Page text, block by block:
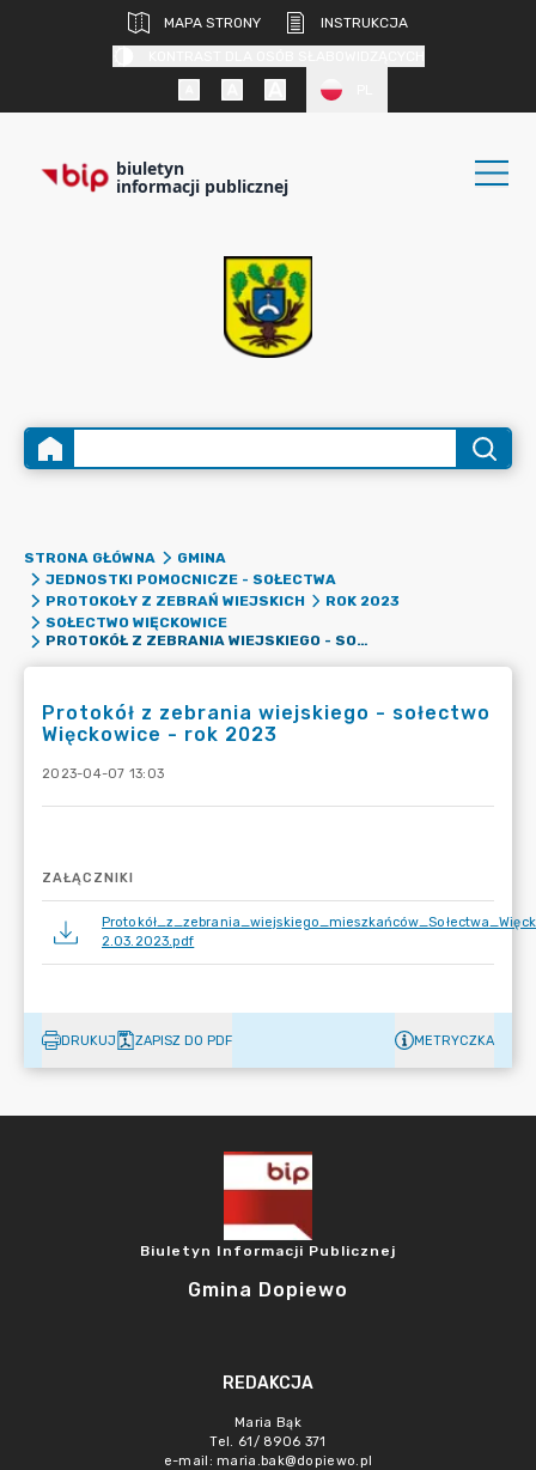
MAPA STRONY
INSTRUKCJA
biuletyn
informacji publicznej
STRONA GŁÓWNA
GMINA
JEDNOSTKI POMOCNICZE - SOŁECTWA
PROTOKOŁY Z ZEBRAŃ WIEJSKICH
ROK 2023
SOŁECTWO WIĘCKOWICE
PROTOKÓŁ Z ZEBRANIA WIEJSKIEGO - SOŁECTWO WIĘCKOWICE - ROK 2023
Protokół z zebrania wiejskiego - sołectwo
Więckowice - rok 2023
2023-04-07 13:03
ZAŁĄCZNIKI
2.03.2023.pdf
DRUKUJ ZAPISZ DO PDF METRYCZKA
Biuletyn Informacji Publicznej
Gmina Dopiewo
REDAKCJA
Maria Bąk
Tel. 61/ 8906 371
e-mail: maria.bak@dopiewo.pl